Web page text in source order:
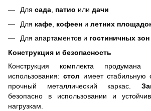
Для сада, патио или дачи
Для кафе кофеен и летних
Для апартаментов и гостиничных зон
Конструкция и безопасность
Конструкция комплекта продумана
использования: стол имеет стабильную
прочный металлический каркас.
безопасно в использовании и
нагрузкам.